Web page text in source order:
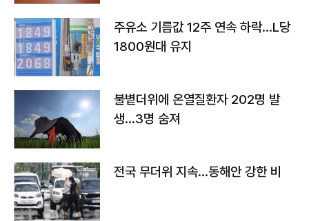
주유소 기름값 12주 연속 하락…L당
1800원대 유지
불볕더위에 온열질환자 202명 발
생…3명 숨져
전국 무더위 지속…동해안 강한 비